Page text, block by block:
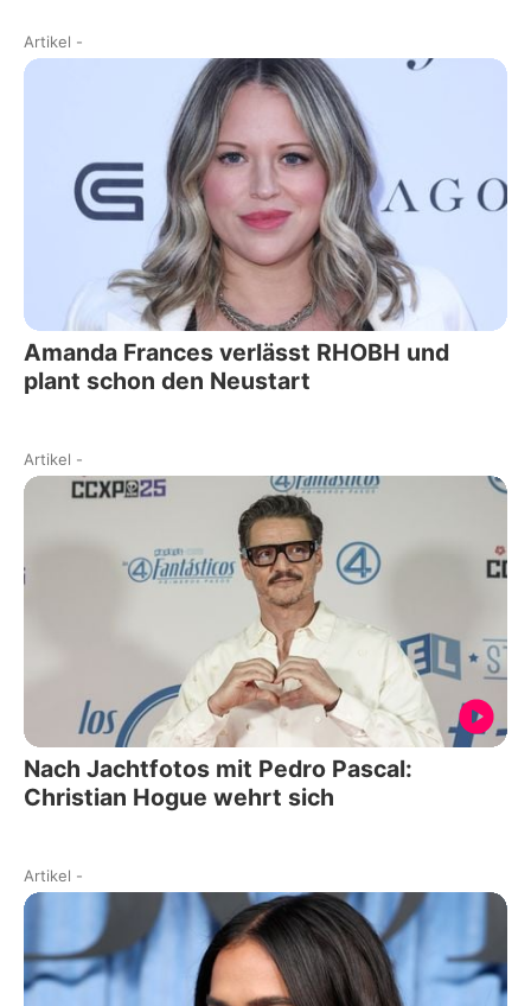
Artikel -
Amanda Frances verlässt RHOBH und
plant schon den Neustart
Artikel -
Nach Jachtfotos mit Pedro Pascal:
Christian Hogue wehrt sich
Artikel -